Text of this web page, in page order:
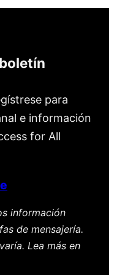
para
e información
for All
información
de mensajería.
Lea más en